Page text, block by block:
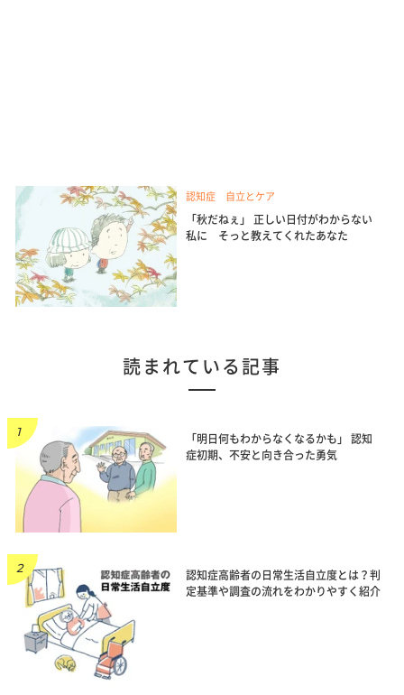
認知症 自立とケア
「秋だねぇ」 正しい日付がわからない
私に そっと教えてくれたあなた
読まれている記事
「明日何もわからなくなるかも」 認知
症初期、不安と向き合った勇気
認知症高齢者の日常生活自立度とは？判
定基準や調査の流れをわかりやすく紹介